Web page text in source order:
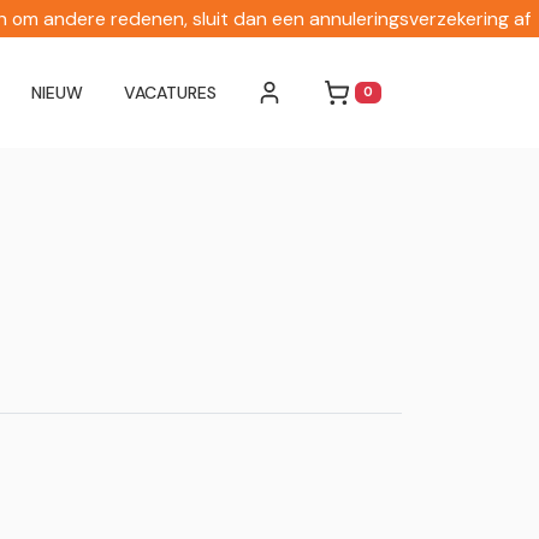
andere redenen, sluit dan een annuleringsverzekering af
NIEUW VACATURES WINKELWAGEN
0